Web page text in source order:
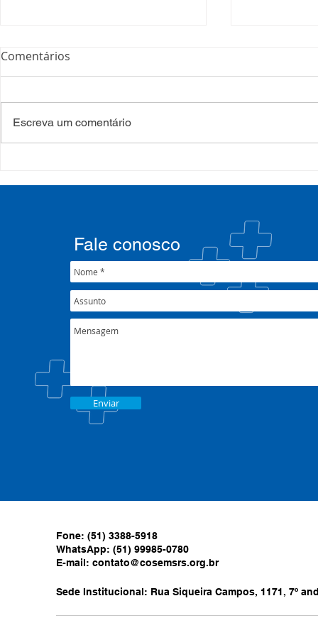
001/2022
Comentários
Escreva um comentário
Enviar
Fale conosco
Fone: (51) 3388-5918
WhatsApp: (51) 99985-0780
E-mail: contato@cosemsrs.org.br
Sede Institucional: Rua Siqueira Campos, 1171, 7º